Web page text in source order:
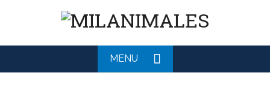
MENU